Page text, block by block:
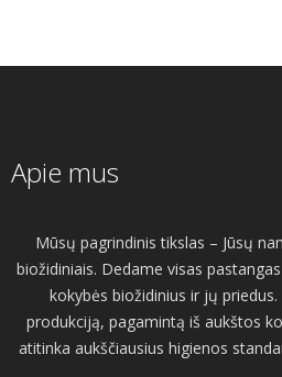
Apie mus
Mūsų pagrindinis tikslas – Jūsų
biožidiniais. Dedame visas
kokybės biožidinius ir jų
produkciją, pagamintą iš aukštos
atitinka aukščiausius higienos